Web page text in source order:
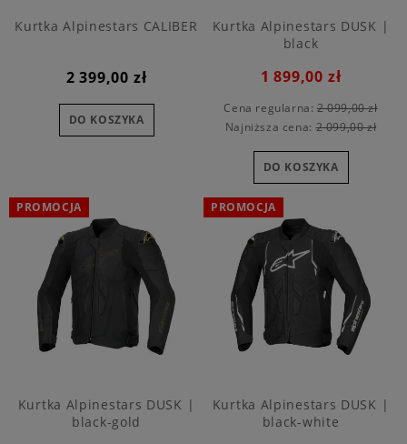
Kurtka Alpinestars CALIBER
2 399,00 zł
DO KOSZYKA
Kurtka Alpinestars DUSK |
black
1 899,00 zł
Cena regularna: 2 099,00 zł
Najniższa cena:2 099,00 zł
DO KOSZYKA
Kurtka Alpinestars DUSK |
black-gold
PROMOCJA
Kurtka Alpinestars DUSK |
black-white
PROMOCJA